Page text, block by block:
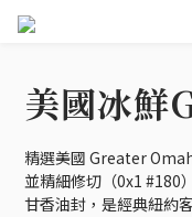
美國冰鮮
精選美國 Greater
並精細修切（0x1 #180
甘香油封，是經典紐約